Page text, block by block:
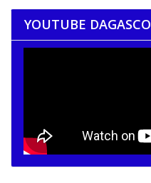
YOUTUBE DAGASCO